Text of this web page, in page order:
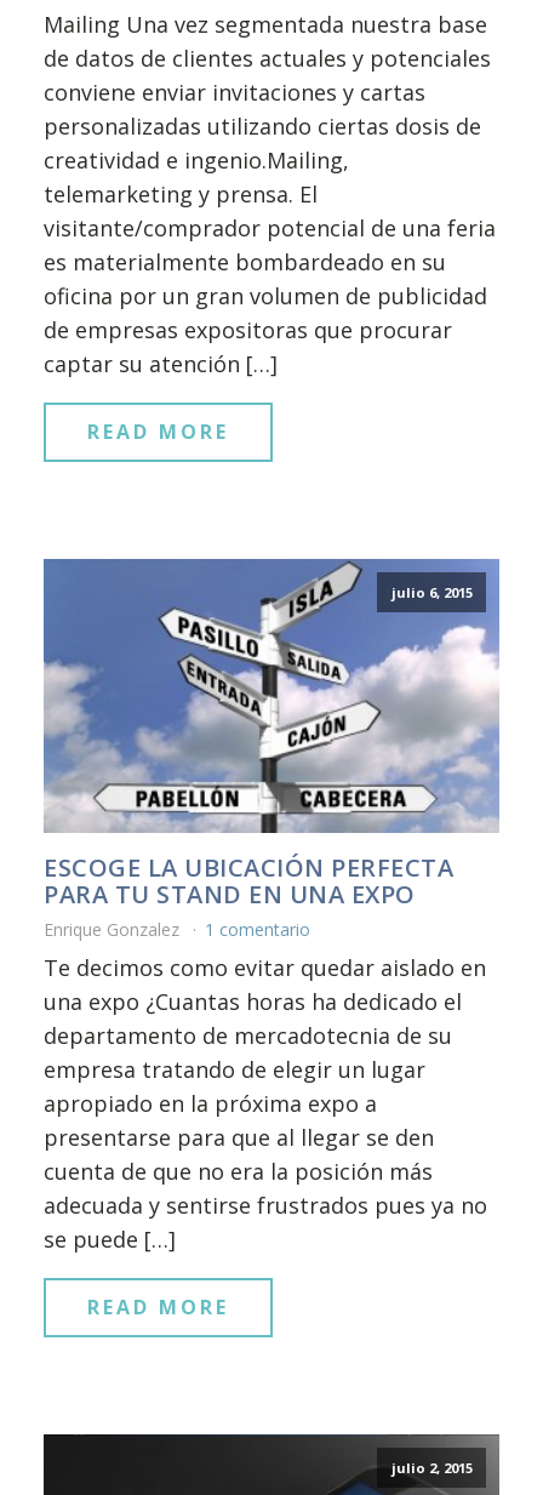
Mailing Una vez segmentada nuestra base
de datos de clientes actuales y potenciales
conviene enviar invitaciones y cartas
personalizadas utilizando ciertas dosis de
creatividad e ingenio.Mailing,
telemarketing y prensa. El
visitante/comprador potencial de una feria
es materialmente bombardeado en su
oficina por un gran volumen de publicidad
de empresas expositoras que procurar
captar su atención […]
READ MORE
julio 6, 2015
ESCOGE LA UBICACIÓN PERFECTA
PARA TU STAND EN UNA EXPO
Enrique Gonzalez 1 comentario
Te decimos como evitar quedar aislado en
una expo ¿Cuantas horas ha dedicado el
departamento de mercadotecnia de su
empresa tratando de elegir un lugar
apropiado en la próxima expo a
presentarse para que al llegar se den
cuenta de que no era la posición más
adecuada y sentirse frustrados pues ya no
se puede […]
READ MORE
julio 2, 2015